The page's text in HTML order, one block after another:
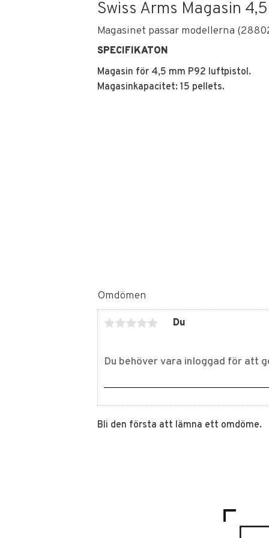
Swiss Arms Magasin
Magasinet passar modellerna
SPECIFIKATON
Magasin för 4,5 mm P92 luftpistol.
Magasinkapacitet: 15 pellets.
Omdömen
Du
Bli den första att lämna ett omdöme.